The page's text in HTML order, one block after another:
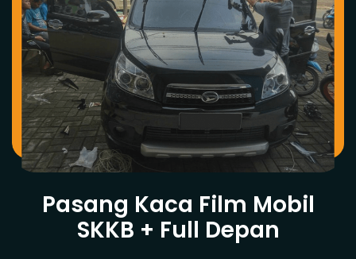
Pasang Kaca Film Mobil
SKKB + Full Depan